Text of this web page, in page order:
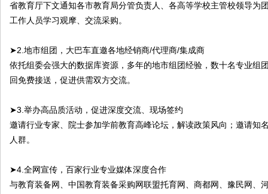
省教育厅下文通知各市教育局分管负责人、各高等学校主管校领导为
工作人员学习观摩、交流采购。
➤2.地市组团，大巴车直邀各地经销商/代理商/集成商
依托组委会强大的数据库资源，多年的地市组团经验，数十名专业组
回免费接送，促进供需双方交流。
➤3.举办高品质活动，促进深度交流、现场签约
邀请行业专家、院士参加学前教育高峰论坛，解读政策风向；邀请知
人群。
➤4.全网宣传，百家行业专业媒体深度合作
与教育装备网、中国教育装备采购网联盟托育网、商都网、豫民网、